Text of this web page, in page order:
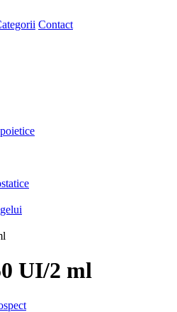
Contact
UI/2 ml